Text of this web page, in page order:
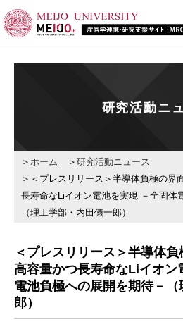
研究活動ニ
ホーム
研究活動ニュース
＜プレスリリース＞半導体負極の界
長寿命なLiイオン電池を実現 －全固体
（理工学部・内田儀一郎）
＜プレスリリース＞半導体
高容量かつ長寿命なLiイオン
電池負極への展開を期待－
郎）